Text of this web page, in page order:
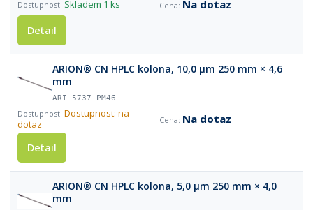
Skladem 1 ks
Na dotaz
Detail
ARION® CN HPLC kolona, 10,0 µm 250 mm × 4,6
mm
ARI-5737-PM46
Dostupnost: na
dotaz
Na dotaz
Detail
ARION® CN HPLC kolona, 5,0 µm 250 mm × 4,0
mm